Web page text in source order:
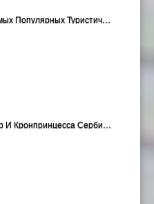
Хорватия Вошла В Топ-5 Самых Популярных Туристичес…
Наследный Принц Александр И Кронпринцесса Сербии К…